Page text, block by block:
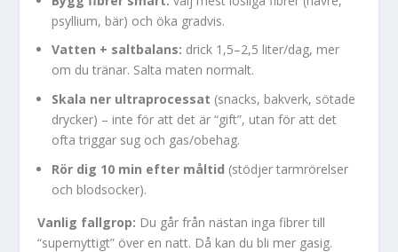
psyllium, bär) och öka gradvis.
Vatten + saltbalans: drick 1,5–2,5 liter/dag, mer
om du tränar. Salta maten normalt.
Skala ner ultraprocessat (snacks, bakverk, sötade
drycker) – inte för att det är “gift”, utan för att det
ofta triggar sug och gas/obehag.
Rör dig 10 min efter måltid (stödjer tarmrörelser
och blodsocker).
Vanlig fallgrop: Du går från nästan inga fibrer till
“supernyttigt” över en natt. Då kan du bli mer gasig.